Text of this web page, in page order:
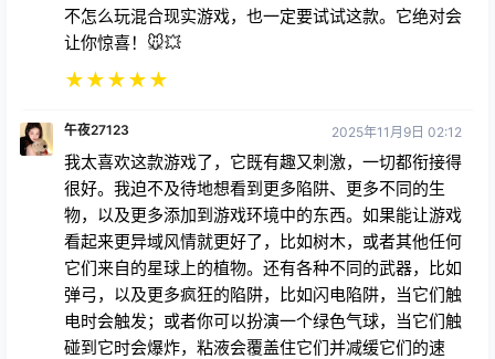
★★★★★
午夜27123
很好。我迫不及待地想看到更多陷阱、更多不同的生
物，以及更多添加到游戏环境中的东西。如果能让游戏
看起来更异域风情就更好了，比如树木，或者其他任何
它们来自的星球上的植物。还有各种不同的武器，比如
弹弓，以及更多疯狂的陷阱，比如闪电陷阱，当它们触
电时会触发；或者你可以扮演一个绿色气球，当它们触
碰到它时会爆炸，粘液会覆盖住它们并减缓它们的速
度。这很棒，也令人兴奋。更多关卡、更多地图、更多
武器，继续加油！我非常喜欢这款游戏，它真的很有